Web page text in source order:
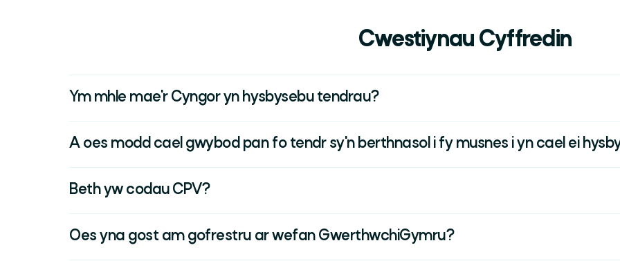
Cwestiynau Cyffredin
Ym mhle mae'r Cyngor yn hysbysebu tendrau?
A oes modd cael gwybod pan fo tendr sy'n berthnasol i fy musnes i yn cael ei
Beth yw codau CPV?
Oes yna gost am gofrestru ar wefan GwerthwchiGymru?